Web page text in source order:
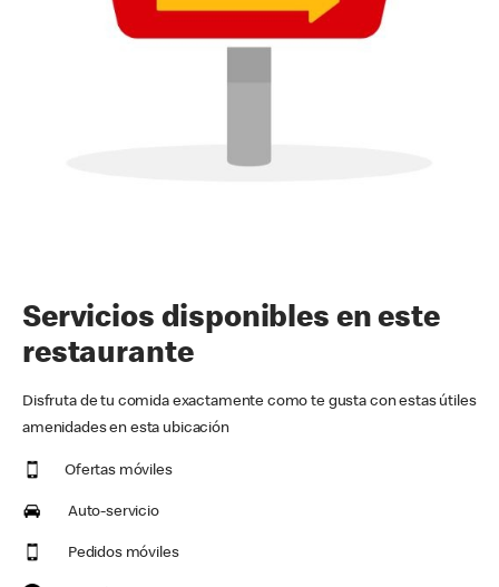
Servicios disponibles en este
restaurante
Disfruta de tu comida exactamente como te gusta con estas útiles
amenidades en esta ubicación
Ofertas móviles
Auto-servicio
Pedidos móviles